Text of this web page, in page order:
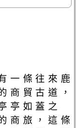
一條往來鹿
商貿古道，
亭如蓋之
商旅，這條